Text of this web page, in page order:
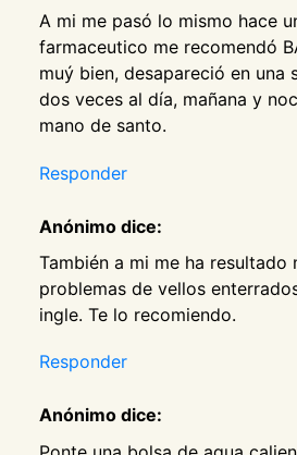
A mi me pasó lo mismo hace
farmaceutico me recomendó
muý bien, desapareció en una
dos veces al día, mañana y
mano de santo.
Responder
Anónimo dice:
También a mi me ha
problemas de vellos
ingle. Te lo recomiendo.
Responder
Anónimo dice: